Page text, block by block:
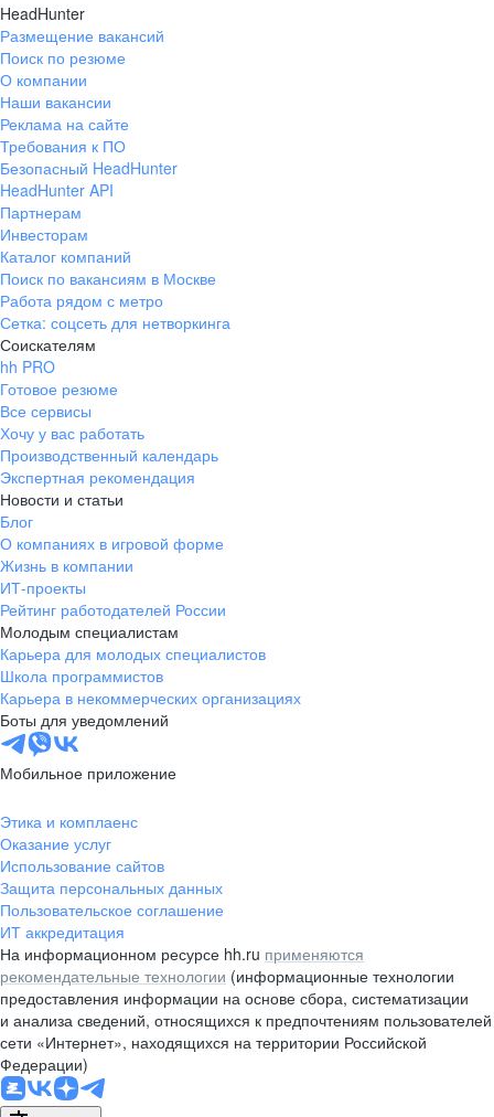
HeadHunter
Размещение вакансий
Поиск по резюме
О компании
Наши вакансии
Реклама на сайте
Требования к ПО
Безопасный HeadHunter
HeadHunter API
Партнерам
Инвесторам
Каталог компаний
Поиск по вакансиям в Москве
Работа рядом с метро
Сетка: соцсеть для нетворкинга
Соискателям
hh PRO
Готовое резюме
Все сервисы
Хочу у вас работать
Производственный календарь
Экспертная рекомендация
Новости и статьи
Блог
О компаниях в игровой форме
Жизнь в компании
ИТ-проекты
Рейтинг работодателей России
Молодым специалистам
Карьера для молодых специалистов
Школа программистов
Карьера в некоммерческих организациях
Боты для уведомлений
Мобильное приложение
Этика и комплаенс
Оказание услуг
Использование сайтов
Защита персональных данных
Пользовательское соглашение
ИТ аккредитация
На информационном ресурсе hh.ru применяются
рекомендательные технологии (информационные технологии
предоставления информации на основе сбора, систематизации
и анализа сведений, относящихся к предпочтениям пользователей
сети «Интернет», находящихся на территории Российской
Федерации)